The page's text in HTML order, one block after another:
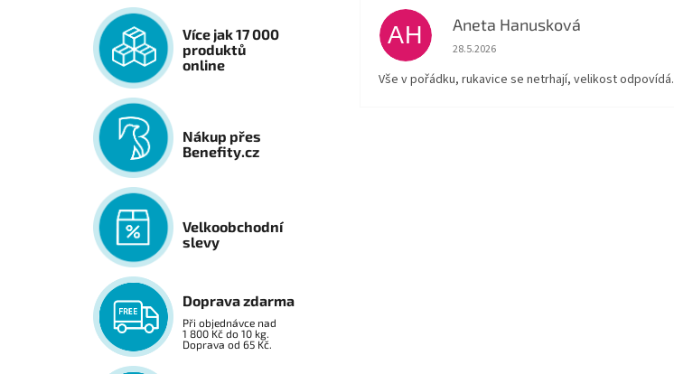
Více jak 17 000
produktů
online
Nákup přes
Benefity.cz
Velkoobchodní
slevy
Doprava zdarma
Při objednávce nad
1 800 Kč do 10 kg.
Doprava od 65 Kč.
AH Aneta Hanusková
Hodnocení obchodu je 5 z 5 hvězdiček.
28.5.2026
Vše v pořádku, rukavice se netrhají, velikost odpovídá.